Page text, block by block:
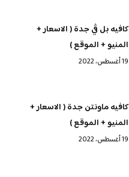
كافيه بل ڤي جدة ( الاسعار +
المنيو + الموقع )
19 أغسطس، 2022
كافيه ماونتن جدة ( الاسعار +
المنيو + الموقع )
19 أغسطس، 2022